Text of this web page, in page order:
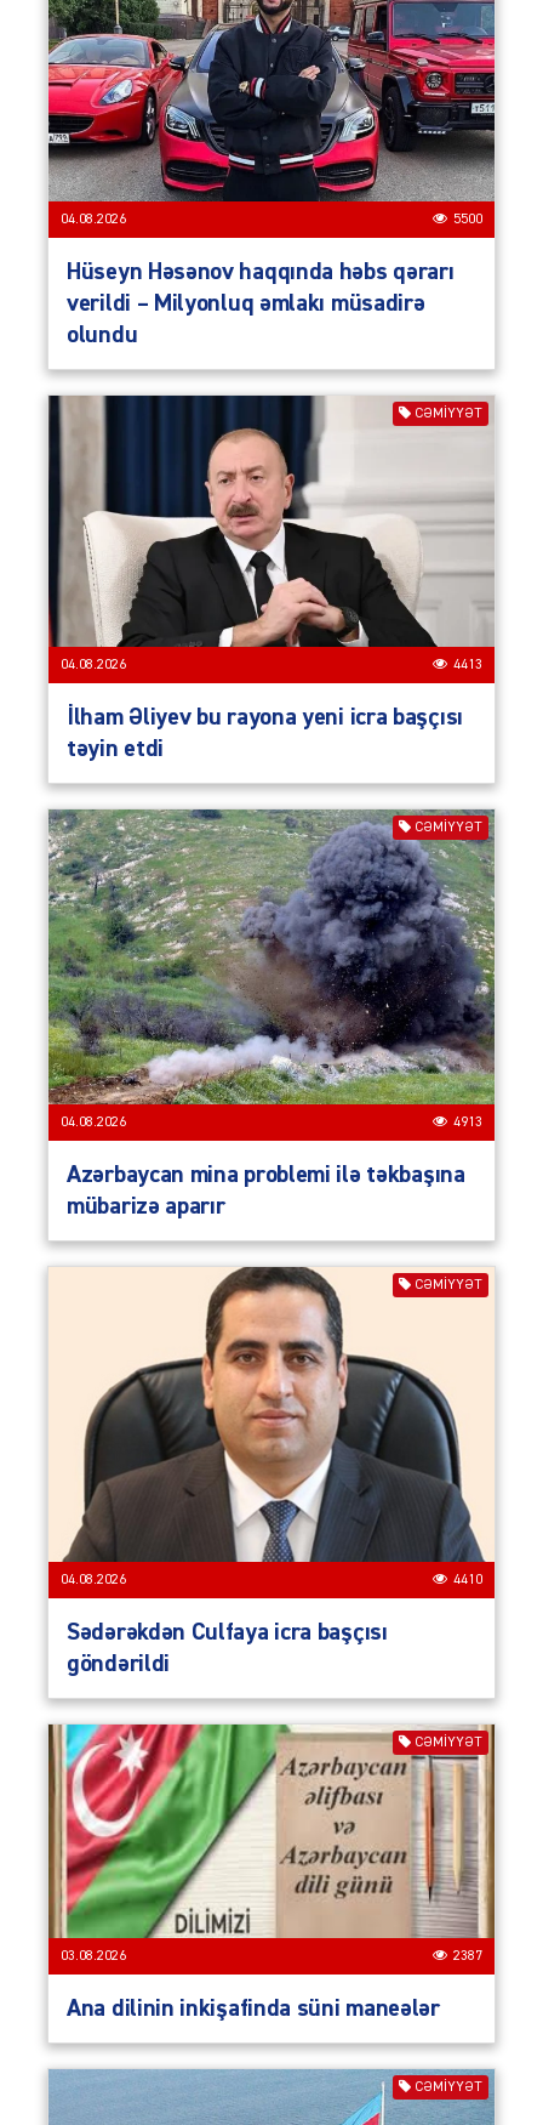
04.08.2026 5500
Hüseyn Həsənov haqqında həbs qərarı
verildi – Milyonluq əmlakı müsadirə
olundu
CƏMIYYƏT
04.08.2026 4413
İlham Əliyev bu rayona yeni icra başçısı
təyin etdi
CƏMIYYƏT
04.08.2026 4913
Azərbaycan mina problemi ilə təkbaşına
mübarizə aparır
CƏMIYYƏT
04.08.2026 4410
Sədərəkdən Culfaya icra başçısı
göndərildi
CƏMIYYƏT
03.08.2026 2387
Ana dilinin inkişafinda süni maneələr
CƏMIYYƏT